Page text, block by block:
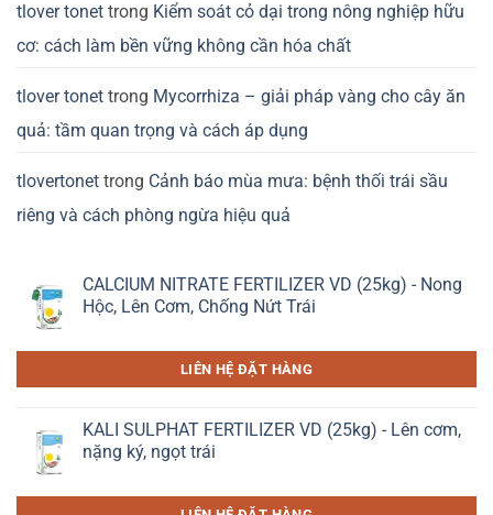
tlover tonet trong Kiểm soát cỏ dại trong nông nghiệp hữu
cơ: cách làm bền vững không cần hóa chất
tlover tonet trong Mycorrhiza – giải pháp vàng cho cây ăn
quả: tầm quan trọng và cách áp dụng
tlovertonet trong Cảnh báo mùa mưa: bệnh thối trái sầu
riêng và cách phòng ngừa hiệu quả
CALCIUM NITRATE FERTILIZER VD (25kg) - Nong
Hộc, Lên Cơm, Chống Nứt Trái
LIÊN HỆ ĐẶT HÀNG
KALI SULPHAT FERTILIZER VD (25kg) - Lên cơm,
nặng ký, ngọt trái